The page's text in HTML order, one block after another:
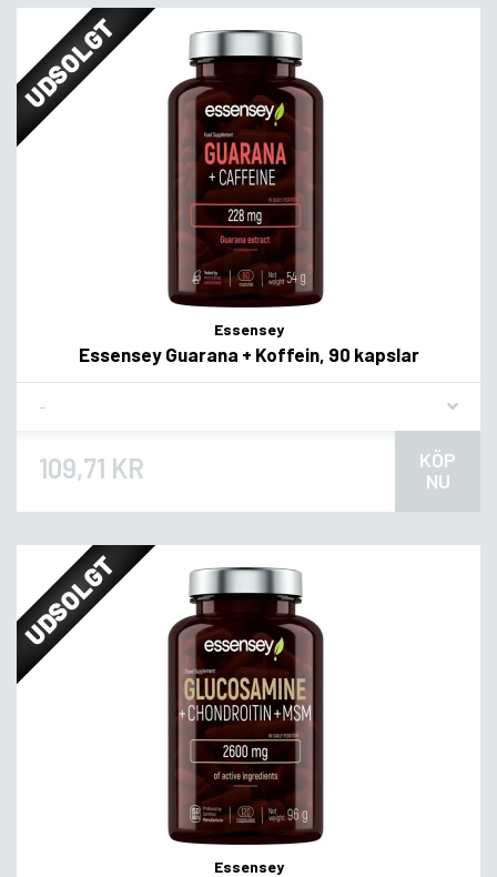
UDSOLGT
Essensey
Essensey Guarana + Koffein, 90 kapslar
109,71 KR
KÖP
NU
UDSOLGT
Essensey